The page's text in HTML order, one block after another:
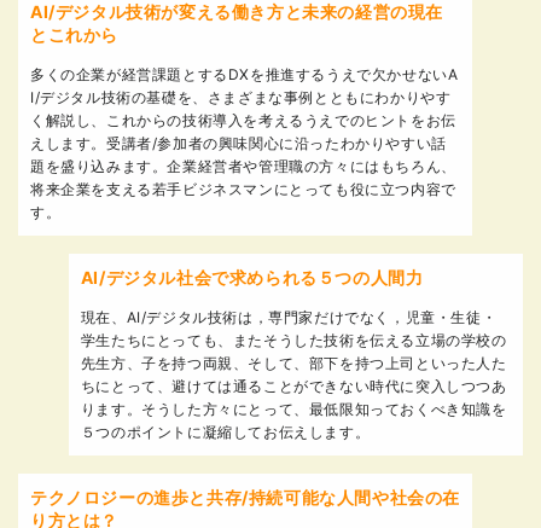
AI/デジタル技術が変える働き方と未来の経営の現在
とこれから
多くの企業が経営課題とするDXを推進するうえで欠かせないA
I/デジタル技術の基礎を、さまざまな事例とともにわかりやす
く解説し、これからの技術導入を考えるうえでのヒントをお伝
えします。受講者/参加者の興味関心に沿ったわかりやすい話
題を盛り込みます。企業経営者や管理職の方々にはもちろん、
将来企業を支える若手ビジネスマンにとっても役に立つ内容で
す。
AI/デジタル社会で求められる５つの人間力
現在、AI/デジタル技術は，専門家だけでなく，児童・生徒・
学生たちにとっても、またそうした技術を伝える立場の学校の
先生方、子を持つ両親、そして、部下を持つ上司といった人た
ちにとって、避けては通ることができない時代に突入しつつあ
ります。そうした方々にとって、最低限知っておくべき知識を
５つのポイントに凝縮してお伝えします。
テクノロジーの進歩と共存/持続可能な人間や社会の在
り方とは？